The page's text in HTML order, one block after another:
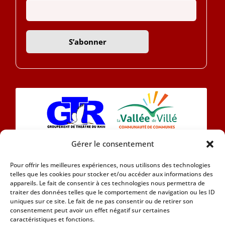
Gérer le consentement
Pour offrir les meilleures expériences, nous utilisons des technologies
telles que les cookies pour stocker et/ou accéder aux informations des
appareils. Le fait de consentir à ces technologies nous permettra de
traiter des données telles que le comportement de navigation ou les ID
uniques sur ce site. Le fait de ne pas consentir ou de retirer son
consentement peut avoir un effet négatif sur certaines
caractéristiques et fonctions.
aujourd’hui d’une chorale et d’une section théâtre
en Alsacien.
Car nous attachons de l’importance à notre
patrimoine culturel nous adhérons à la Marque